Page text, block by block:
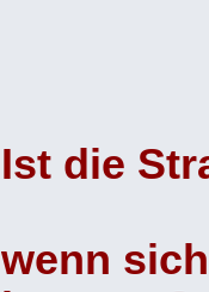
Ist die
wenn